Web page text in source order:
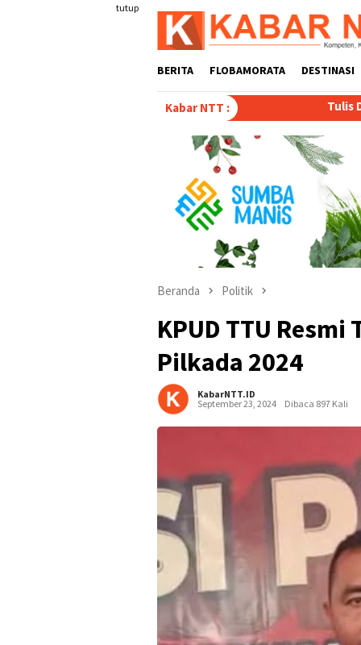
tutup
BERITA FLOBAMORATA DESTINASI
Kabar NTT :
Tulis Disertasi “Paradoks di
Beranda Politik
KPUD TTU
Pilkada 2024
KabarNTT.ID
September 23, 2024
Dibaca 897 Kali